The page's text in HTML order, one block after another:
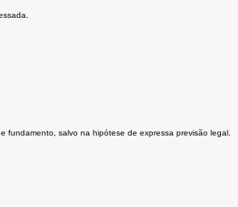
fundamento, salvo na hipótese de expressa previsão legal.